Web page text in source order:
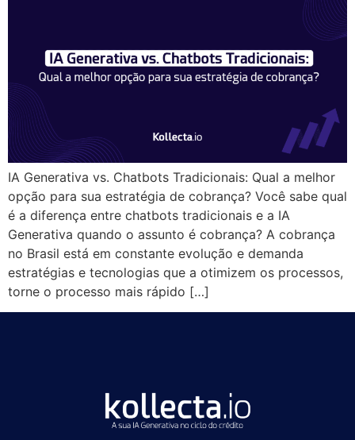
IA Generativa vs. Chatbots Tradicionais: Qual a melhor
opção para sua estratégia de cobrança? Você sabe qual
é a diferença entre chatbots tradicionais e a IA
Generativa quando o assunto é cobrança? A cobrança
no Brasil está em constante evolução e demanda
estratégias e tecnologias que a otimizem os processos,
torne o processo mais rápido […]